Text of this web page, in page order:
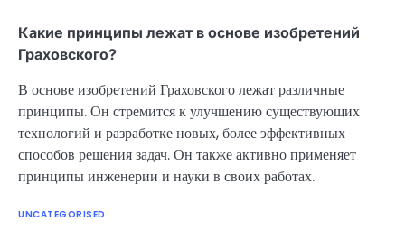
Какие принципы лежат в основе изобретений
Граховского?
В основе изобретений Граховского лежат различные
принципы. Он стремится к улучшению существующих
технологий и разработке новых, более эффективных
способов решения задач. Он также активно применяет
принципы инженерии и науки в своих работах.
UNCATEGORISED